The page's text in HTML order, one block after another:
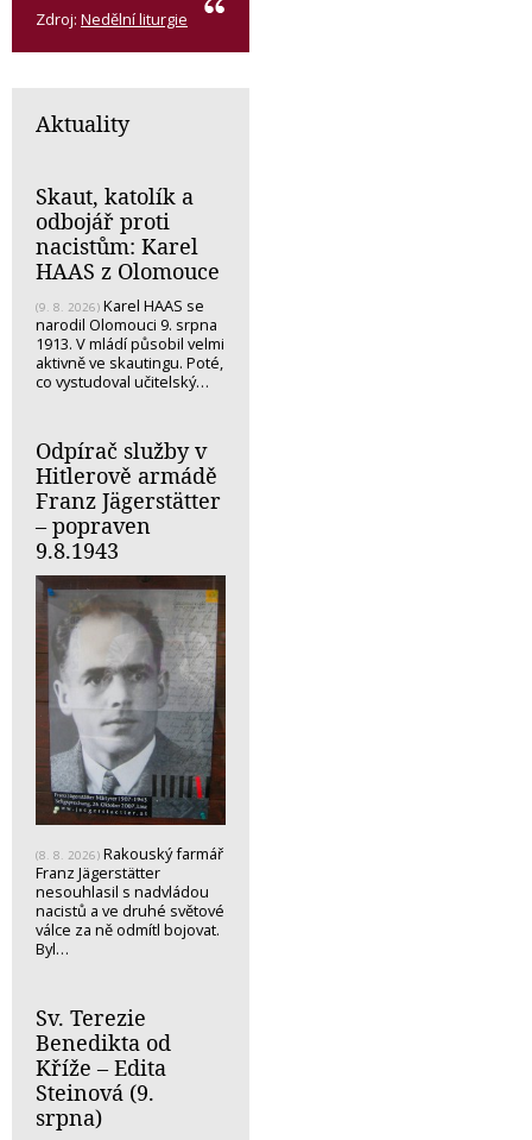
Zdroj: Nedělní liturgie
Aktuality
Skaut, katolík a
odbojář proti
nacistům: Karel
HAAS z Olomouce
(9. 8. 2026) Karel HAAS se
narodil Olomouci 9. srpna
1913. V mládí působil velmi
aktivně ve skautingu. Poté,
co vystudoval učitelský…
Odpírač služby v
Hitlerově armádě
Franz Jägerstätter
– popraven
9.8.1943
(8. 8. 2026) Rakouský farmář
Franz Jägerstätter
nesouhlasil s nadvládou
nacistů a ve druhé světové
válce za ně odmítl bojovat.
Byl…
Sv. Terezie
Benedikta od
Kříže – Edita
Steinová (9.
srpna)